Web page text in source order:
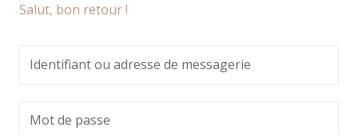
Salut, bon retour !